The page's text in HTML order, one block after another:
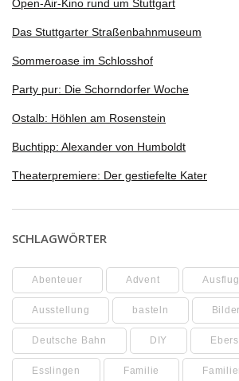
Open-Air-Kino rund um Stuttgart
Das Stuttgarter Straßenbahnmuseum
Sommeroase im Schlosshof
Party pur: Die Schorndorfer Woche
Ostalb: Höhlen am Rosenstein
Buchtipp: Alexander von Humboldt
Theaterpremiere: Der gestiefelte Kater
SCHLAGWÖRTER
Abenteuer Advent Ausflug
Ausstellung basteln
Deutsche Bahn DIY
Esslingen Familie